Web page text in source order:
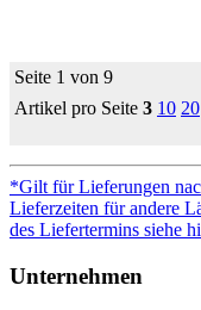
Seite 1 von 9
Artikel pro Seite 3 10 20
*Gilt für Lieferungen
Lieferzeiten für andere
des Liefertermins siehe
Unternehmen